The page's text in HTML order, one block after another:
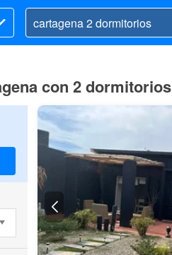
con 2 dormitorios